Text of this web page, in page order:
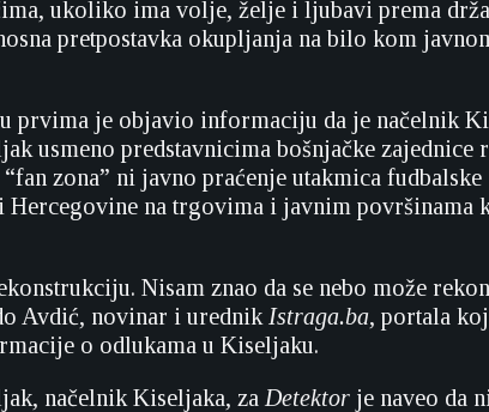
ukoliko ima volje, želje i ljubavi prema
pretpostavka okupljanja na bilo kom
prvima je objavio informaciju da je načelnik
usmeno predstavnicima bošnjačke zajednice
zona” ni javno praćenje utakmica fudbalske
Hercegovine na trgovima i javnim površinama
Nisam znao da se nebo može
Avdić, novinar i urednik Istraga.ba, portala
o odlukama u Kiseljaku.
načelnik Kiseljaka, za Detektor je naveo da